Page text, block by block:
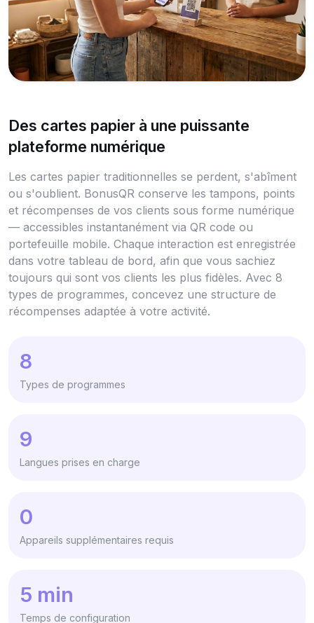
Des cartes papier à une puissante
plateforme numérique
Les cartes papier traditionnelles se perdent, s'abîment
ou s'oublient. BonusQR conserve les tampons, points
et récompenses de vos clients sous forme numérique
— accessibles instantanément via QR code ou
portefeuille mobile. Chaque interaction est enregistrée
dans votre tableau de bord, afin que vous sachiez
toujours qui sont vos clients les plus fidèles. Avec 8
types de programmes, concevez une structure de
récompenses adaptée à votre activité.
8
Types de programmes
9
Langues prises en charge
0
Appareils supplémentaires requis
5 min
Temps de configuration